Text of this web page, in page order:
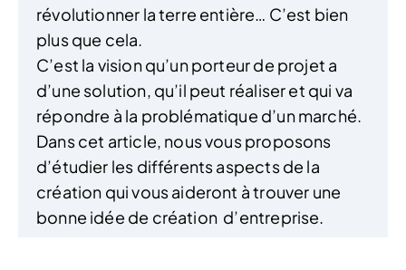
révolutionner la terre entière… C’est bien
plus que cela.
C’est la vision qu’un porteur de projet a
d’une solution, qu’il peut réaliser et qui va
répondre à la problématique d’un marché.
Dans cet article, nous vous proposons
d’étudier les différents aspects de la
création qui vous aideront à trouver une
bonne idée de création d’entreprise.